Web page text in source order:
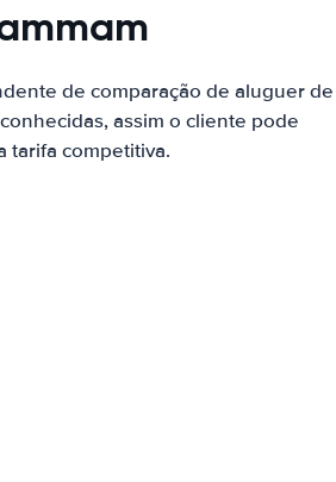
de comparação de aluguer de
assim o cliente pode
tarifa competitiva.